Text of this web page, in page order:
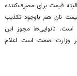
و ۵۰۰ تومان رسید و البته قیمت برای مصرف‌کننده
قیمت نان هم باوجود تکذیب
افزایش یافته است. نانوایی‌ها مجوز این
وزارت صمت است اعلام